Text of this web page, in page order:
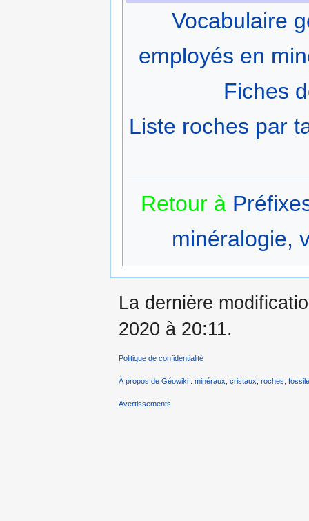
Vocabulaire
employés en
Fiches
Liste roches par
Retour à
minéralogie,
La dernière
2020 à 20:11.
Politique de confidentialité
À propos de Géowiki : minéraux, cristaux, roches,
Avertissements